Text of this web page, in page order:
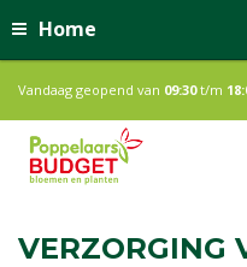
Home
Vandaag geopend van 09:30t/m
VERZORGING